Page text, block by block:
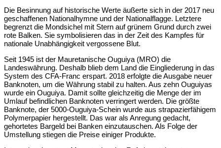
Die Besinnung auf historische Werte äußerte sich in der 2017 neu
geschaffenen Nationalhymne und der Nationalflagge. Letztere
begrenzt die Mondsichel mit Stern auf grünem Grund durch zwei
rote Balken. Sie symbolisieren das in der Zeit des Kampfes für
nationale Unabhängigkeit vergossene Blut.
Seit 1945 ist der Mauretanische Ouguiya (MRO) die
Landeswährung. Deshalb blieb dem Land die Eingliederung in das
System des CFA-Franc erspart. 2018 erfolgte die Ausgabe neuer
Banknoten, um die Währung stabil zu halten. Aus zehn Ouguiyas
wurde ein Ouguiya. Damit sollte gleichzeitig die Menge der im
Umlauf befindlichen Banknoten verringert werden. Die größte
Banknote, der 5000-Ouguiya-Schein wurde aus strapazierfähigem
Polymerpapier hergestellt. Das war als Anregung gedacht,
gehortetes Bargeld bei Banken einzutauschen. Als Folge der
Umstellung stiegen die Preise einiger Produkte.